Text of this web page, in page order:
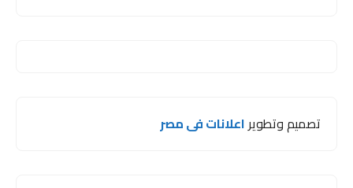
تصميم وتطويراعلانات فى مصر